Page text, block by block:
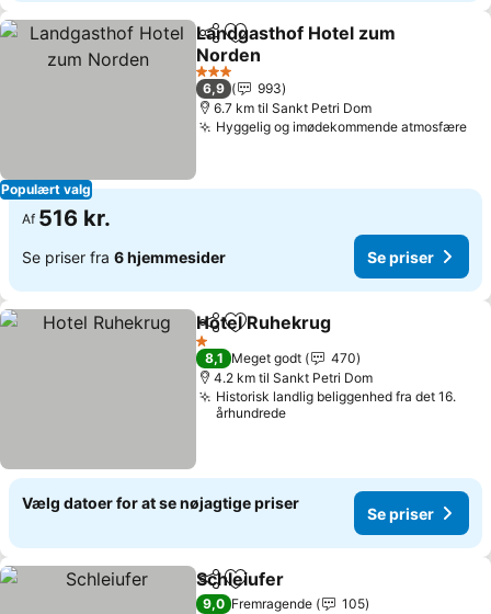
Populært valg
Del Føj til favoritter
Landgasthof Hotel zum
Norden
3 Stjerner
6,9
993
6.7 km til Sankt Petri Dom
Hyggelig og imødekommende atmosfære
Af 516 kr.
Se priser fra 6 hjemmesider Se priser
Del Føj til favoritter
Hotel Ruhekrug
1 Stjerner
8,1 Meget godt
470
4.2 km til Sankt Petri Dom
Historisk landlig beliggenhed fra det 16.
århundrede
Vælg datoer for at se nøjagtige priser
Se priser
Del Føj til favoritter
Schleiufer
9,0 Fremragende
105